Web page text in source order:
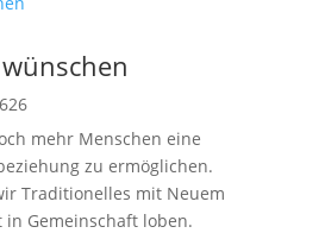
mehr Menschen eine
zu ermöglichen.
Traditionelles mit Neuem
Gemeinschaft loben.